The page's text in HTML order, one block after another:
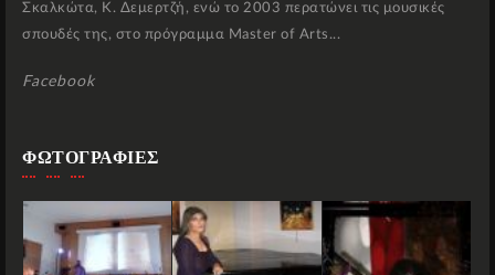
Σκαλκώτα, Κ. Δεμερτζή, ενώ το 2003 περατώνει τις μουσικές
σπουδές της, στο πρόγραμμα Master of Arts...
Facebook
ΦΩΤΟΓΡΑΦΙΕΣ